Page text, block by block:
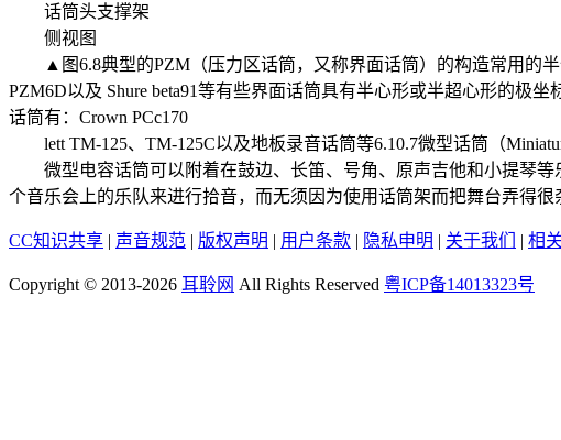
话筒头支撑架
侧视图
▲图6.8典型的PZM（压力区话筒，又称界面话筒）的构造常用的半
PZM6D以及 Shure beta91等有些界面话筒具有半心形或半超心形的极
话筒有：Crown PCc170
lett TM-125、TM-125C以及地板录音话筒等6.10.7微型话筒（
微型电容话筒可以附着在鼓边、长笛、号角、原声吉他和小提琴等
个音乐会上的乐队来进行拾音，而无须因为使用话筒架而把舞台弄得
CC知识共享 | 声音规范 | 版权声明 | 用户条款 | 隐私申明 | 关于我们 | 相
Copyright © 2013-2026 耳聆网 All Rights Reserved 粤ICP备14013323号